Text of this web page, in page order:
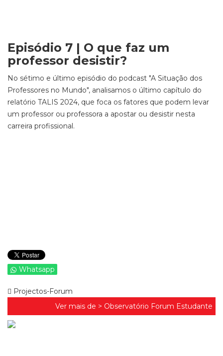
Episódio 7 | O que faz um
professor desistir?
No sétimo e último episódio do podcast "A Situação dos
Professores no Mundo", analisamos o último capítulo do
relatório TALIS 2024, que foca os fatores que podem levar
um professor ou professora a apostar ou desistir nesta
carreira profissional.
Whatsapp
Projectos-Forum
Ver mais de > Observatório Forum Estudante